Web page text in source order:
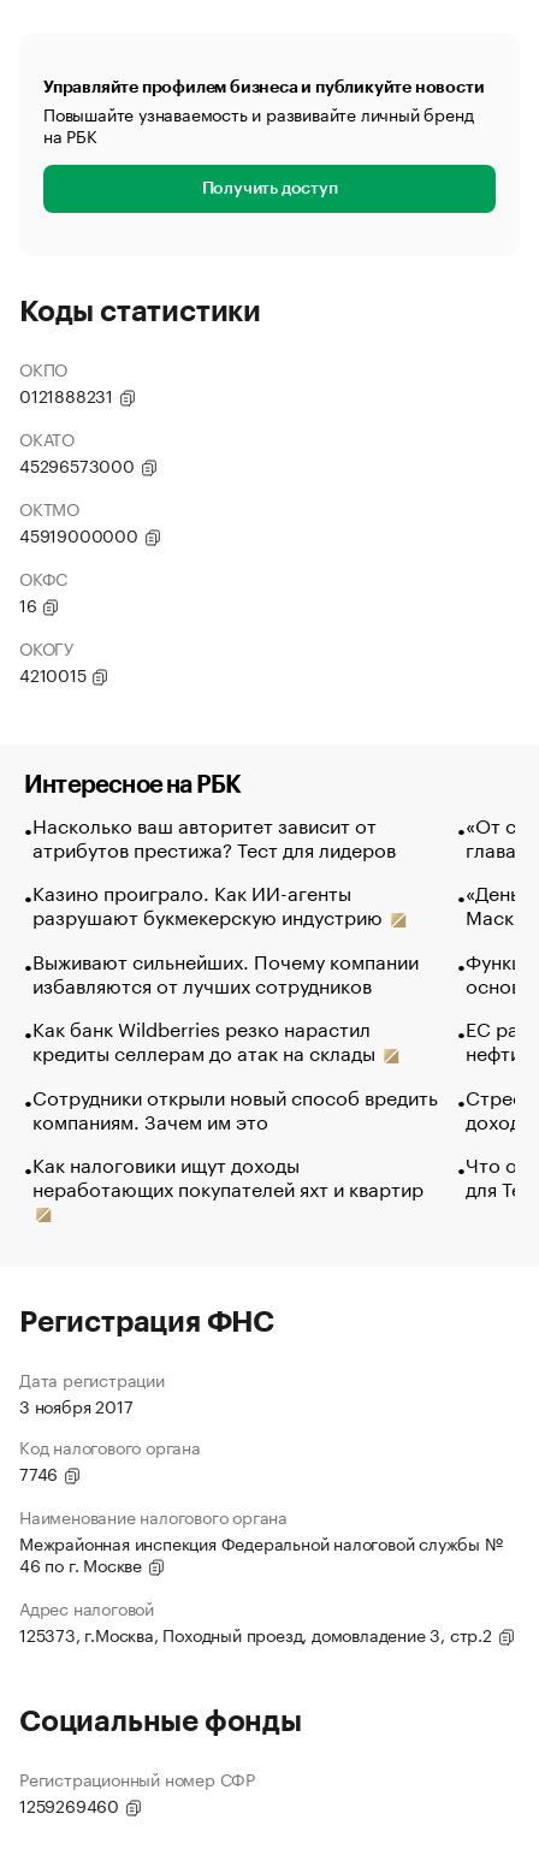
Управляйте профилем бизнеса и публикуйте новости
Повышайте узнаваемость и развивайте личный бренд
на РБК
Получить доступ
Коды статистики
ОКПО
0121888231
ОКАТО
45296573000
ОКТМО
45919000000
ОКФС
16
ОКОГУ
4210015
Интересное на РБК
Насколько ваш авторитет зависит от
атрибутов престижа? Тест для лидеров
Казино проиграло. Как ИИ-агенты
разрушают букмекерскую индустрию
Выживают сильнейших. Почему компании
избавляются от лучших сотрудников
Как банк Wildberries резко нарастил
кредиты селлерам до атак на склады
Сотрудники открыли новый способ вредить
компаниям. Зачем им это
Как налоговики ищут доходы
неработающих покупателей яхт и квартир
«От
глава
Маск в
основ
ЕС
нефти
Что
для
Регистрация ФНС
Дата регистрации
3 ноября 2017
Код налогового органа
7746
Наименование налогового органа
Межрайонная инспекция Федеральной налоговой службы №
46 по г. Москве
Адрес налоговой
125373, г.Москва, Походный проезд, домовладение 3, стр.2
Социальные фонды
Регистрационный номер СФР
1259269460